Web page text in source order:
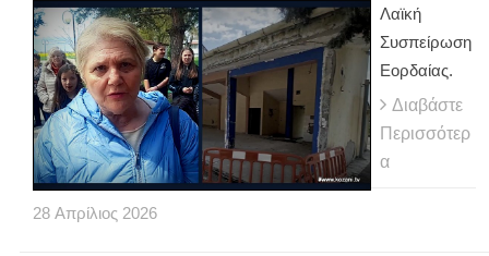
Λαϊκή
Συσπείρωση
Εορδαίας.
Διαβάστε
Περισσότερ
α
28 Απρίλιος 2026